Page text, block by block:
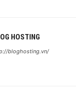
HOSTING
bloghosting.vn/